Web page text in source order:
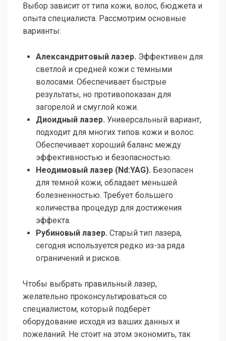
Выбор зависит от типа кожи, волос, бюджета и
опыта специалиста. Рассмотрим основные
варианты:
Александритовый лазер. Эффективен для
светлой и средней кожи с темными
волосами. Обеспечивает быстрые
результаты, но противопоказан для
загорелой и смуглой кожи.
Диоидный лазер. Универсальный вариант,
подходит для многих типов кожи и волос.
Обеспечивает хороший баланс между
эффективностью и безопасностью.
Неодимовый лазер (Nd:YAG). Безопасен
для темной кожи, обладает меньшей
болезненностью. Требует большего
количества процедур для достижения
эффекта.
Рубиновый лазер. Старый тип лазера,
сегодня используется редко из-за ряда
ограничений и рисков.
Чтобы выбрать правильный лазер,
желательно проконсультироваться со
специалистом, который подберёт
оборудование исходя из ваших данных и
пожеланий. Не стоит на этом экономить, так